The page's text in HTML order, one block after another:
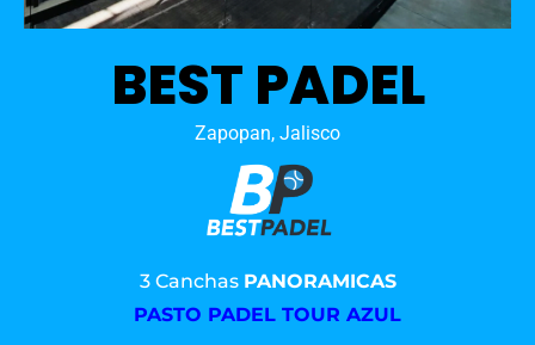
BEST PADEL
Zapopan, Jalisco
3 Canchas PANORAMICAS
PASTO PADEL TOUR AZUL